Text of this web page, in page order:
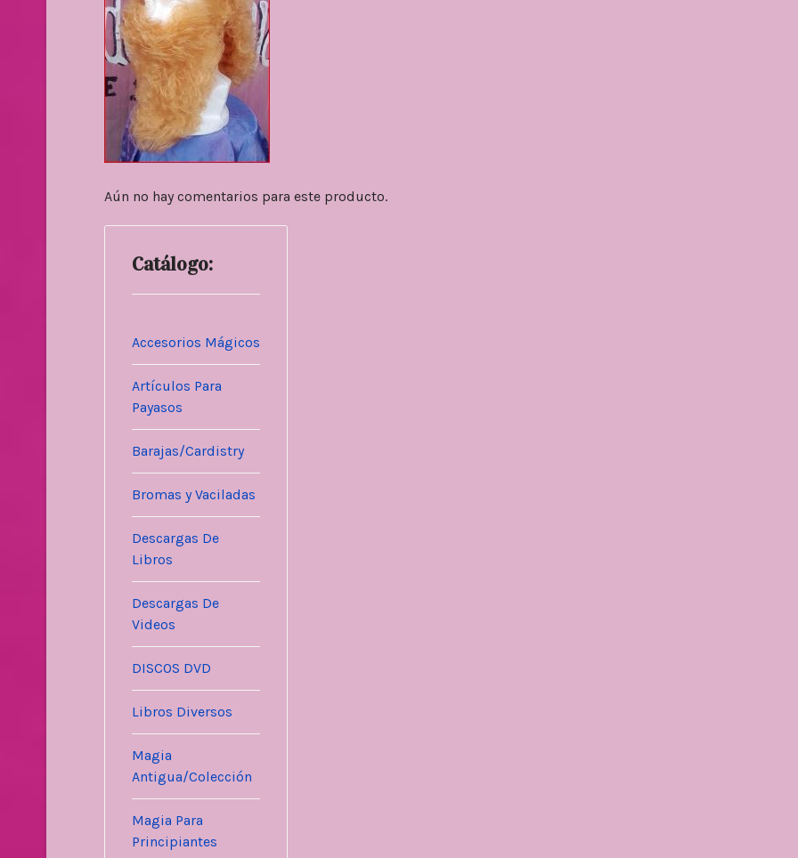
Aún no hay comentarios para este producto.
Catálogo:
Accesorios Mágicos
Artículos Para
Payasos
Barajas/Cardistry
Bromas y Vaciladas
Descargas De
Libros
Descargas De
Videos
DISCOS DVD
Libros Diversos
Magia
Antigua/Colección
Magia Para
Principiantes